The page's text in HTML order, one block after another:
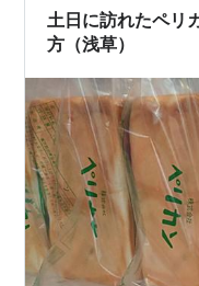
これは単な…
土日に訪れたペリ
方（浅草）